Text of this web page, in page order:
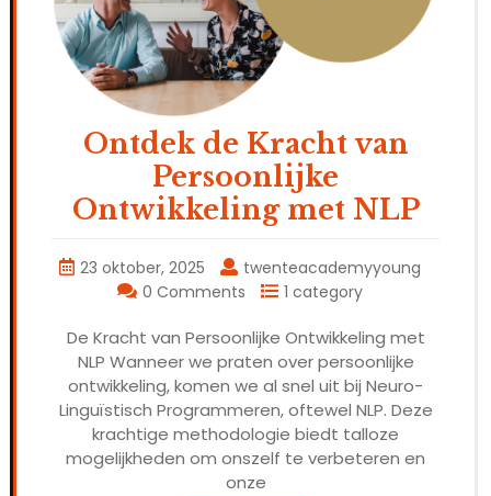
Ontdek de Kracht van
Persoonlijke
Ontwikkeling met NLP
23 oktober, 2025
twenteacademyyoung
0 Comments
1 category
De Kracht van Persoonlijke Ontwikkeling met
NLP Wanneer we praten over persoonlijke
ontwikkeling, komen we al snel uit bij Neuro-
Linguïstisch Programmeren, oftewel NLP. Deze
krachtige methodologie biedt talloze
mogelijkheden om onszelf te verbeteren en
onze